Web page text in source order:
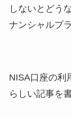
しないとどう
ナンシャルプ
NISA口座の利
らしい記事を